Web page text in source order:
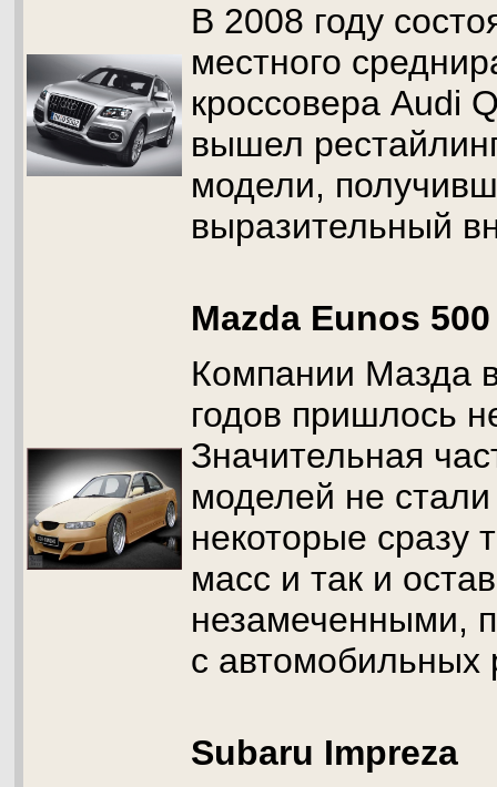
В 2008 году
местного
кроссовера Audi
вышел
модели,
выразительный
Mazda Eunos 500
Компании Мазда
годов пришлось
Значительная
моделей не
некоторые сразу
масс и так и
незамеченными,
с автомобильных
Subaru Impreza